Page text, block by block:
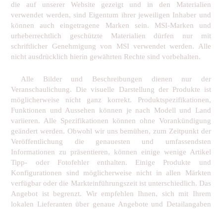
die auf unserer Website gezeigt und in den Materialien
verwendet werden, sind Eigentum ihrer jeweiligen Inhaber und
können auch eingetragene Marken sein. MSI-Marken und
urheberrechtlich geschützte Materialien dürfen nur mit
schriftlicher Genehmigung von MSI verwendet werden. Alle
nicht ausdrücklich hierin gewährten Rechte sind vorbehalten.
Alle Bilder und Beschreibungen dienen nur der
Veranschaulichung. Die visuelle Darstellung der Produkte ist
möglicherweise nicht ganz korrekt. Produktspezifikationen,
Funktionen und Aussehen können je nach Modell und Land
variieren. Alle Spezifikationen können ohne Vorankündigung
geändert werden. Obwohl wir uns bemühen, zum Zeitpunkt der
Veröffentlichung die genauesten und umfassendsten
Informationen zu präsentieren, können einige wenige Artikel
Tipp- oder Fotofehler enthalten. Einige Produkte und
Konfigurationen sind möglicherweise nicht in allen Märkten
verfügbar oder die Markteinführungszeit ist unterschiedlich. Das
Angebot ist begrenzt. Wir empfehlen Ihnen, sich mit Ihrem
lokalen Lieferanten über genaue Angebote und Detailangaben